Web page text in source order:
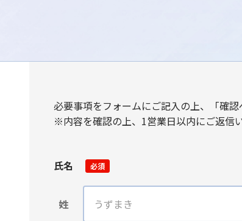
必要事項をフォームにご記入の上、「確
※内容を確認の上、1営業日以内にご返信
氏名 必須
姓